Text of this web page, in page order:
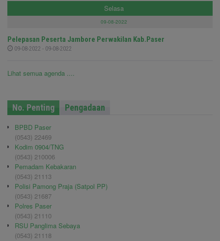
Selasa
09-08-2022
Pelepasan Peserta Jambore Perwakilan Kab.Paser
09-08-2022 - 09-08-2022
Lihat semua agenda ....
No. Penting Pengadaan
BPBD Paser
(0543) 22469
Kodim 0904/TNG
(0543) 210006
Pemadam Kebakaran
(0543) 21113
Polisi Pamong Praja (Satpol PP)
(0543) 21687
Polres Paser
(0543) 21110
RSU Panglima Sebaya
(0543) 21118